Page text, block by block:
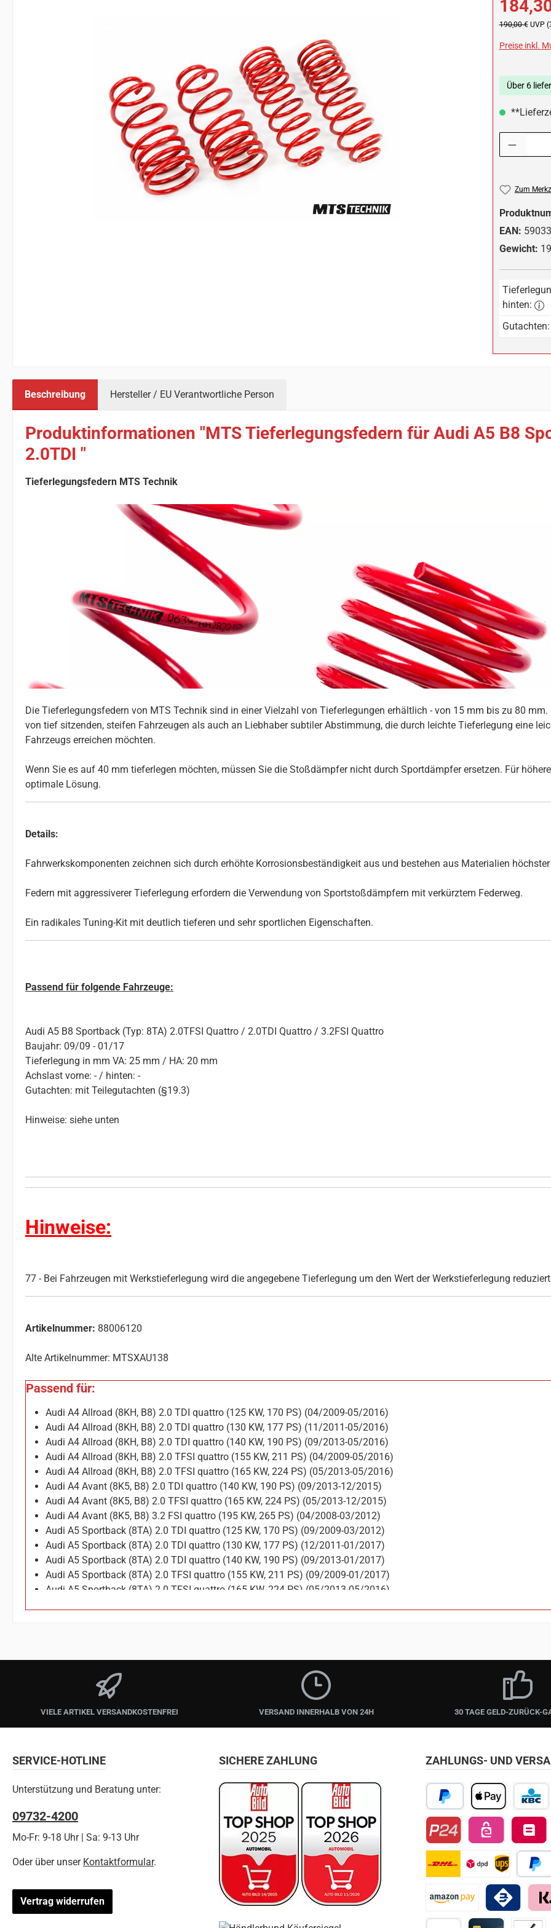
Regulärer Preis:
190,00 € UVP
Preise inkl.
Über 6
Zum
EAN:
Gewicht:
hinten:
Gutachten:
Beschreibung Hersteller / EU Verantwortliche Person
Produktinformationen "MTS Tieferlegungsfedern für Audi A5 B8
2.0TDI "
Tieferlegungsfedern MTS Technik
Die Tieferlegungsfedern von MTS Technik sind in einer Vielzahl von Tieferlegungen erhältlich - von 15 mm bis zu 80
von tief sitzenden, steifen Fahrzeugen als auch an Liebhaber subtiler Abstimmung, die durch leichte Tieferlegung eine
Fahrzeugs erreichen möchten.
Wenn Sie es auf 40 mm tieferlegen möchten, müssen Sie die Stoßdämpfer nicht durch Sportdämpfer ersetzen. Für
optimale Lösung.
Details:
Fahrwerkskomponenten zeichnen sich durch erhöhte Korrosionsbeständigkeit aus und bestehen aus Materialien
Federn mit aggressiverer Tieferlegung erfordern die Verwendung von Sportstoßdämpfern mit verkürztem Federweg.
Ein radikales Tuning-Kit mit deutlich tieferen und sehr sportlichen Eigenschaften.
Passend für folgende Fahrzeuge:
Audi A5 B8 Sportback (Typ: 8TA) 2.0TFSI Quattro / 2.0TDI Quattro / 3.2FSI Quattro
Baujahr: 09/09 - 01/17
Tieferlegung in mm VA: 25 mm / HA: 20 mm
Achslast vorne: - / hinten: -
Gutachten: mit Teilegutachten (§19.3)
Hinweise: siehe unten
Hinweise:
77 - Bei Fahrzeugen mit Werkstieferlegung wird die angegebene Tieferlegung um den Wert der Werkstieferlegung
Artikelnummer: 88006120
Alte Artikelnummer: MTSXAU138
Passend für:
Audi A4 Allroad (8KH, B8) 2.0 TDI quattro (125 KW, 170 PS) (04/2009-05/2016)
Audi A4 Allroad (8KH, B8) 2.0 TDI quattro (130 KW, 177 PS) (11/2011-05/2016)
Audi A4 Allroad (8KH, B8) 2.0 TDI quattro (140 KW, 190 PS) (09/2013-05/2016)
Audi A4 Allroad (8KH, B8) 2.0 TFSI quattro (155 KW, 211 PS) (04/2009-05/2016)
Audi A4 Allroad (8KH, B8) 2.0 TFSI quattro (165 KW, 224 PS) (05/2013-05/2016)
Audi A4 Avant (8K5, B8) 2.0 TDI quattro (140 KW, 190 PS) (09/2013-12/2015)
Audi A4 Avant (8K5, B8) 2.0 TFSI quattro (165 KW, 224 PS) (05/2013-12/2015)
Audi A4 Avant (8K5, B8) 3.2 FSI quattro (195 KW, 265 PS) (04/2008-03/2012)
Audi A5 Sportback (8TA) 2.0 TDI quattro (125 KW, 170 PS) (09/2009-03/2012)
Audi A5 Sportback (8TA) 2.0 TDI quattro (130 KW, 177 PS) (12/2011-01/2017)
Audi A5 Sportback (8TA) 2.0 TDI quattro (140 KW, 190 PS) (09/2013-01/2017)
Audi A5 Sportback (8TA) 2.0 TFSI quattro (155 KW, 211 PS) (09/2009-01/2017)
Audi A5 Sportback (8TA) 2.0 TFSI quattro (165 KW, 224 PS) (05/2013-05/2016)
VIELE ARTIKEL VERSANDKOSTENFREI VERSAND INNERHALB VON 24H 30 TAGE GELD-ZURÜCK-
SERVICE-HOTLINE
Unterstützung und Beratung unter:
09732-4200
Mo-Fr: 9-18 Uhr | Sa: 9-13 Uhr
Oder über unser Kontaktformular.
Vertrag widerrufen
ZAHLUNGS- UND
PayPal Apple PayKBC/
Przelewy24 Belfius
Später
Amazon Pay Bancomat Pay
SICHERE ZAHLUNG